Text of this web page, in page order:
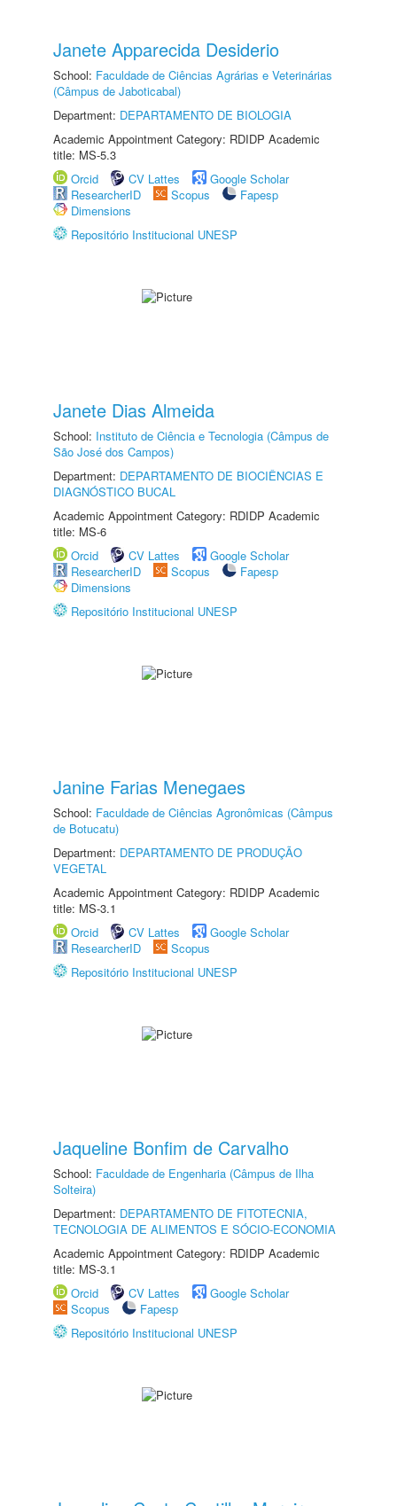
Janete Apparecida Desiderio
School: Faculdade de Ciências Agrárias e Veterinárias
(Câmpus de Jaboticabal)
Department: DEPARTAMENTO DE BIOLOGIA
Academic Appointment Category: RDIDP Academic
title: MS-5.3
Orcid
CV Lattes
Google Scholar
ResearcherID
Scopus
Fapesp
Dimensions
Repositório Institucional UNESP
Janete Dias Almeida
School: Instituto de Ciência e Tecnologia (Câmpus de
São José dos Campos)
Department: DEPARTAMENTO DE BIOCIÊNCIAS E
DIAGNÓSTICO BUCAL
Academic Appointment Category: RDIDP Academic
title: MS-6
Orcid
CV Lattes
Google Scholar
ResearcherID
Scopus
Fapesp
Dimensions
Repositório Institucional UNESP
Janine Farias Menegaes
School: Faculdade de Ciências Agronômicas (Câmpus
de Botucatu)
Department: DEPARTAMENTO DE PRODUÇÃO
VEGETAL
Academic Appointment Category: RDIDP Academic
title: MS-3.1
Orcid
CV Lattes
Google Scholar
ResearcherID
Scopus
Repositório Institucional UNESP
Jaqueline Bonfim de Carvalho
School: Faculdade de Engenharia (Câmpus de Ilha
Solteira)
Department: DEPARTAMENTO DE FITOTECNIA,
TECNOLOGIA DE ALIMENTOS E SÓCIO-ECONOMIA
Academic Appointment Category: RDIDP Academic
title: MS-3.1
Orcid
CV Lattes
Google Scholar
Scopus
Fapesp
Repositório Institucional UNESP